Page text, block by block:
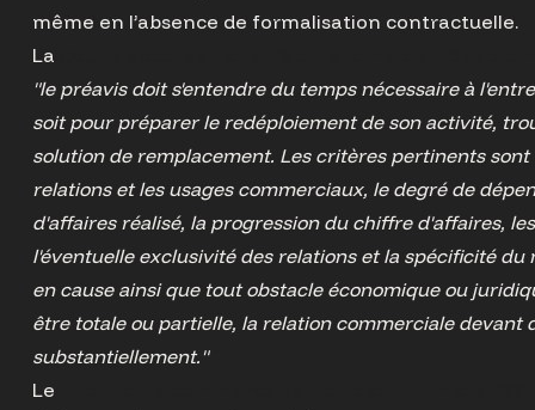
même en l’absence de formalisation contractuelle.
La
"le préavis doit s'entendre du temps nécessaire à
soit pour préparer le redéploiement de son activité,
solution de remplacement. Les critères pertinents
relations et les usages commerciaux, le degré de
d'affaires réalisé, la progression du chiffre d'affaires,
l'éventuelle exclusivité des relations et la spécificité
en cause ainsi que tout obstacle économique ou
être totale ou partielle, la relation commerciale devant
substantiellement."
Le